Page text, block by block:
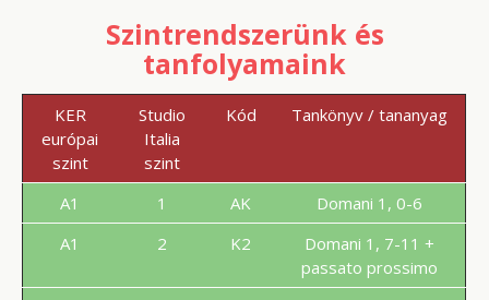
Szintrendszerünk és
tanfolyamaink
KER
európai
szint
Studio
Italia
szint
Kód Tankönyv / tananyag
A1 1 AK
Domani 1, 0-6
A1
2 K2
Domani 1, 7-11 +
passato prossimo